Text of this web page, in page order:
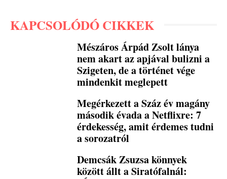
KAPCSOLÓDÓ CIKKEK
Mészáros Árpád Zsolt lánya
nem akart az apjával bulizni a
Szigeten, de a történet vége
mindenkit meglepett
Megérkezett a Száz év magány
második évada a Netflixre: 7
érdekesség, amit érdemes tudni
a sorozatról
Demcsák Zsuzsa könnyek
között állt a Siratófalnál: